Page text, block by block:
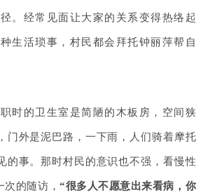
。经常见面让大家的关系变得热络起
生活琐事，村民都会拜托钟丽萍帮自
时的卫生室是简陋的木板房，空间狭
门外是泥巴路，一下雨，人们骑着摩托
的事。那时村民的意识也不强，看慢性
次的随访，“很多人不愿意出来看病，你